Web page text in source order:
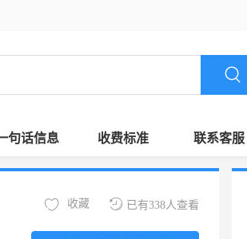
句话信息 收费标准 联系客服
已有338人查看
收藏